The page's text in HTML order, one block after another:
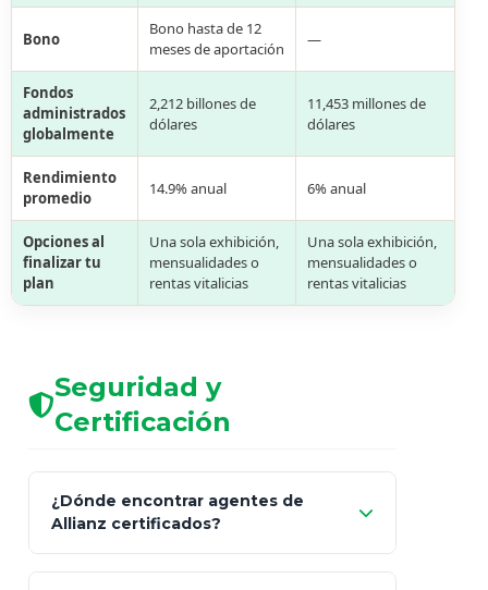
Bono
Bono hasta de 12
meses de aportación
—
Fondos
administrados
globalmente
2,212 billones de
dólares
11,453 millones de
dólares
Rendimiento
promedio
14.9% anual 6% anual
Opciones al
finalizar tu
plan
Una sola exhibición,
mensualidades o
rentas vitalicias
Una sola exhibición,
mensualidades o
rentas vitalicias
Seguridad y
Certificación
¿Dónde encontrar agentes de
Allianz certificados?